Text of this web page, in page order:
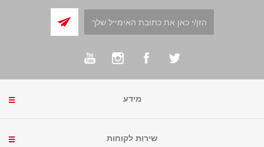
מידע
שירות לקוחות